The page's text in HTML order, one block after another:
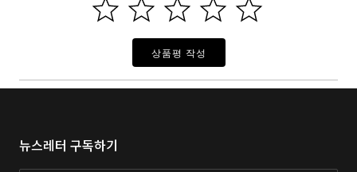
상품평 작성
뉴스레터 구독하기